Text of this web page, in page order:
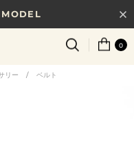
円以上で送料無料
しいギフトガイド
0
リー / ベルト